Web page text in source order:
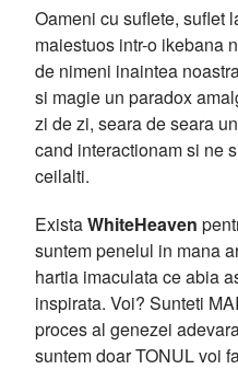
Oameni cu suflete, suflet
maiestuos intr-o ikebana
de nimeni inaintea
si magie un paradox
zi de zi, seara de seara
cand interactionam si ne
ceilalti.
ExistaWhiteHeaven
suntem penelul in mana
hartia imaculata ce abia
inspirata. Voi? Sunteti
proces al genezei
suntem doar TONUL voi